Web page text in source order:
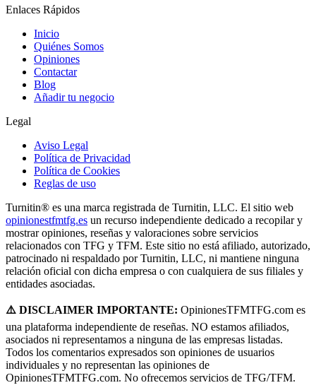
Enlaces Rápidos
Inicio
Quiénes Somos
Opiniones
Contactar
Blog
Añadir tu negocio
Legal
Aviso Legal
Política de Privacidad
Política de Cookies
Reglas de uso
Turnitin® es una marca registrada de Turnitin, LLC. El sitio web
opinionestfmtfg.es un recurso independiente dedicado a recopilar y
mostrar opiniones, reseñas y valoraciones sobre servicios
relacionados con TFG y TFM. Este sitio no está afiliado, autorizado,
patrocinado ni respaldado por Turnitin, LLC, ni mantiene ninguna
relación oficial con dicha empresa o con cualquiera de sus filiales y
entidades asociadas.
⚠️ DISCLAIMER IMPORTANTE: OpinionesTFMTFG.com es
una plataforma independiente de reseñas. NO estamos afiliados,
asociados ni representamos a ninguna de las empresas listadas.
Todos los comentarios expresados son opiniones de usuarios
individuales y no representan las opiniones de
OpinionesTFMTFG.com. No ofrecemos servicios de TFG/TFM.